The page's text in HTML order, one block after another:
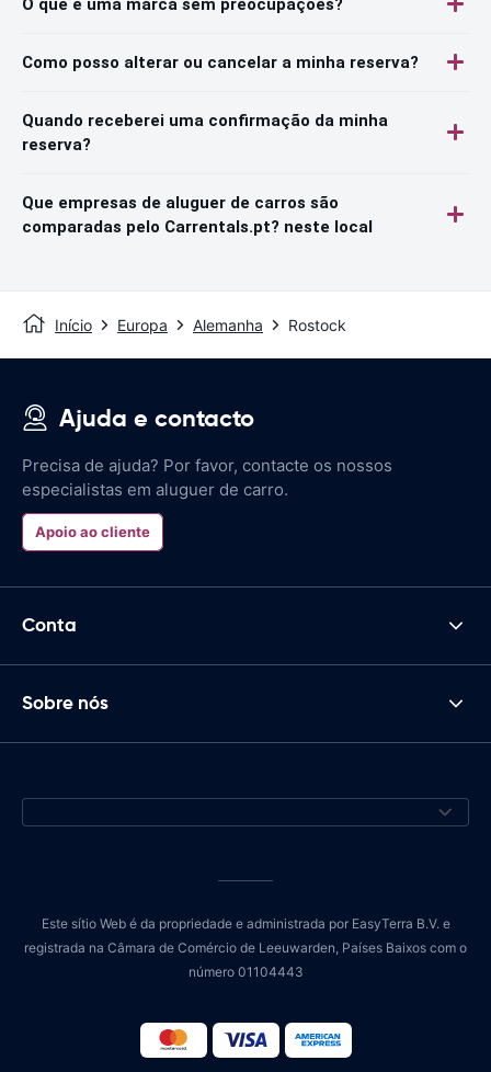
O que é uma marca sem preocupações?
Como posso alterar ou cancelar a minha reserva?
Quando receberei uma confirmação da minha
reserva?
Que empresas de aluguer de carros são
comparadas pelo Carrentals.pt? neste local
Início Europa Alemanha Rostock
Ajuda e contacto
Precisa de ajuda? Por favor, contacte os nossos
especialistas em aluguer de carro.
Apoio ao cliente
Conta
Sobre nós
Este sítio Web é da propriedade e administrada por EasyTerra B.V. e
registrada na Câmara de Comércio de Leeuwarden, Países Baixos com o
número 01104443